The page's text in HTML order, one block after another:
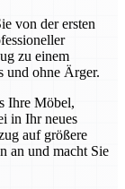
von der ersten
zu einem
und ohne Ärger.
Ihre Möbel,
in Ihr neues
auf größere
an und macht Sie